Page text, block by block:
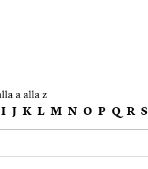
a alla z
I J K L M N O P Q R S